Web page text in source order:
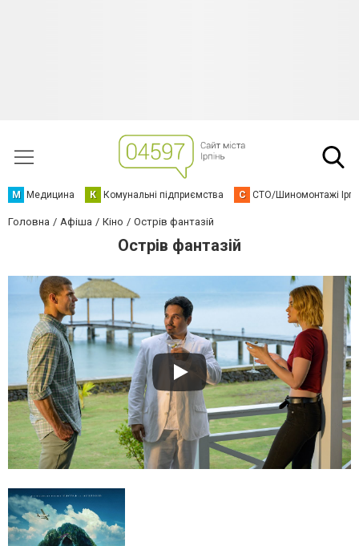
М Медицина К Комунальні підприємства С СТО/Шиномонтажі
Головна Афіша Кіно Острів фантазій
Острів фантазій